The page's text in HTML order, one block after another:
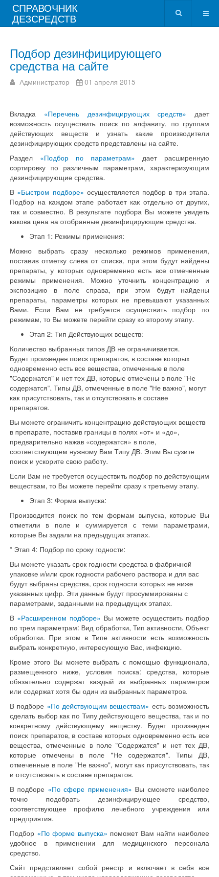
СПРАВОЧНИК
ДЕЗСРЕДСТВ
Подбор дезинфицирующего
средства на сайте
Администратор 01 апреля 2015
Вкладка «Перечень дезинфицирующих средств» дает
возможность осуществить поиск по алфавиту, по группам
действующих веществ и узнать какие производители
дезинфицирующих средств представлены на сайте.
Раздел «Подбор по параметрам» дает расширенную
сортировку по различным параметрам, характеризующим
дезинфицирующие средства.
В «Быстром подборе» осуществляется подбор в три этапа.
Подбор на каждом этапе работает как отдельно от других,
так и совместно. В результате подбора Вы можете увидеть
какова цена на отобранные дезинфицирующие средства.
Этап 1: Режимы применения:
Можно выбрать сразу несколько режимов применения,
поставив отметку слева от списка, при этом будут найдены
препараты, у которых одновременно есть все отмеченные
режимы применения. Можно уточнить концентрацию и
экспозицию в поле справа, при этом будут найдены
препараты, параметры которых не превышают указанных
Вами. Если Вам не требуется осуществить подбор по
режимам, то Вы можете перейти сразу ко второму этапу.
Этап 2: Тип Действующих веществ:
Количество выбранных типов ДВ не ограничивается.
Будет произведен поиск препаратов, в составе которых
одновременно есть все вещества, отмеченные в поле
"Содержатся" и нет тех ДВ, которые отмечены в поле "Не
содержатся". Типы ДВ, отмеченные в поле "Не важно", могут
как присутствовать, так и отсутствовать в составе
препаратов.
Вы можете ограничить концентрацию действующих веществ
в препарате, поставив границы в полях «от» и «до»,
предварительно нажав «содержатся» в поле,
соответствующем нужному Вам Типу ДВ. Этим Вы сузите
поиск и ускорите свою работу.
Если Вам не требуется осуществить подбор по действующим
веществам, то Вы можете перейти сразу к третьему этапу.
Этап 3: Форма выпуска:
Производится поиск по тем формам выпуска, которые Вы
отметили в поле и суммируется с теми параметрами,
которые Вы задали на предыдущих этапах.
* Этап 4: Подбор по сроку годности:
Вы можете указать срок годности средства в фабричной
упаковке и/или срок годности рабочего раствора и для вас
будут выбраны средства, срок годности которых не ниже
указанных цифр. Эти данные будут просуммированы с
параметрами, заданными на предыдущих этапах.
В «Расширенном подборе» Вы можете осуществить подбор
по трем параметрам: Вид обработки, Тип активности, Объект
обработки. При этом в Типе активности есть возможность
выбрать конкретную, интересующую Вас, инфекцию.
Кроме этого Вы можете выбрать с помощью функционала,
размещенного ниже, условия поиска: средства, которые
обязательно содержат каждый из выбранных параметров
или содержат хотя бы один из выбранных параметров.
В подборе «По действующим веществам» есть возможность
сделать выбор как по Типу действующего вещества, так и по
конкретному действующему веществу. Будет произведен
поиск препаратов, в составе которых одновременно есть все
вещества, отмеченные в поле "Содержатся" и нет тех ДВ,
которые отмечены в поле "Не содержатся". Типы ДВ,
отмеченные в поле "Не важно", могут как присутствовать, так
и отсутствовать в составе препаратов.
В подборе «По сфере применения» Вы сможете наиболее
точно подобрать дезинфицирующее средство,
соответствующее профилю лечебного учреждения или
предприятия.
Подбор «По форме выпуска» поможет Вам найти наиболее
удобное в применении для медицинского персонала
средство.
Сайт представляет собой реестр и включает в себя все